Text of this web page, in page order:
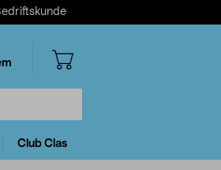
Club Clas